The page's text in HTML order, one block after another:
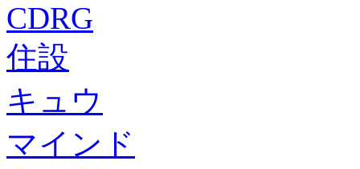
CDRG
住設
キュウ
マインド